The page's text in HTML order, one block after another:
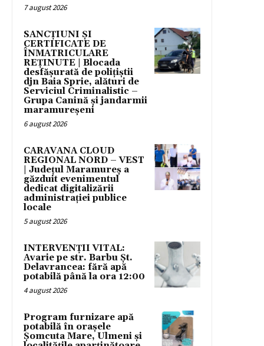
7 august 2026
SANCȚIUNI ȘI
CERTIFICATE DE
ÎNMATRICULARE
REȚINUTE | Blocada
desfășurată de polițiștii
djn Baia Sprie, alături de
Serviciul Criminalistic –
Grupa Canină și jandarmii
maramureșeni
6 august 2026
CARAVANA CLOUD
REGIONAL NORD – VEST
| Județul Maramureș a
găzduit evenimentul
dedicat digitalizării
administrației publice
locale
5 august 2026
INTERVENȚII VITAL:
Avarie pe str. Barbu Șt.
Delavrancea: fără apă
potabilă până la ora 12:00
4 august 2026
Program furnizare apă
potabilă în orașele
Șomcuta Mare, Ulmeni și